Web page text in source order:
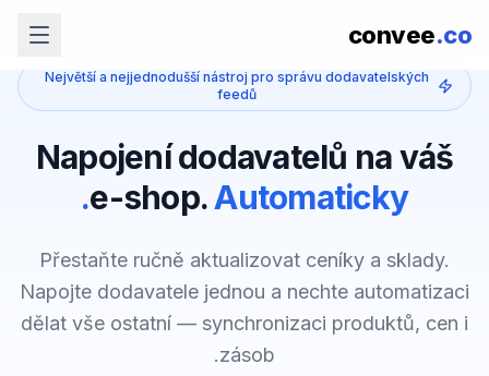
convee.co
Největší a nejjednodušší nástroj pro správu dodavatelských
feedů
Napojení dodavatelů na váš
e-shop.Automaticky.
Přestaňte ručně aktualizovat ceníky a sklady.
Napojte dodavatele jednou a nechte automatizaci
dělat vše ostatní — synchronizaci produktů, cen i
zásob.